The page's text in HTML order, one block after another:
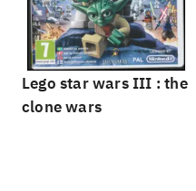
Lego star wars III : the
clone wars